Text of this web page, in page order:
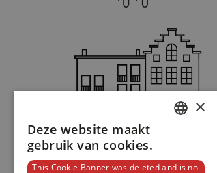
Cartier
×
Deze website maakt
gebruik van cookies.
This Cookie Banner was deleted and is no